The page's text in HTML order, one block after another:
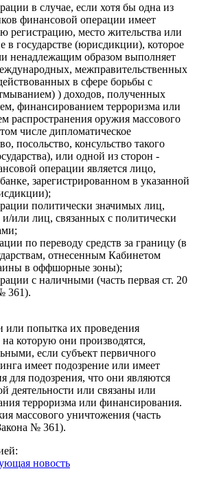
в случае, если хотя бы одна из
финансовой операции имеет
регистрацию, место жительства или
в государстве (юрисдикции), которое
ненадлежащим образом выполняет
межправительственных
в сфере борьбы с
) доходов, полученных
финансированием терроризма или
распространения оружия массового
числе дипломатическое
посольство, консульство такого
или одной из сторон -
операции является лицо,
зарегистрированном в указанной
политически значимых лиц,
или лиц, связанных с политически
по переводу средств за границу (в
отнесенным Кабинетом
в оффшорные зоны);
с наличными (часть первая ст. 20
361).
попытка их проведения
которую они производятся,
если субъект первичного
имеет подозрение или имеет
для подозрения, что они являются
деятельности или связаны или
терроризма или финансирования.
массового уничтожения (часть
№ 361).
новость